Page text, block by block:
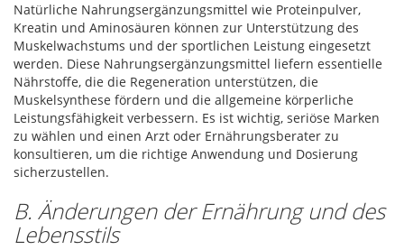
Natürliche Nahrungsergänzungsmittel wie Proteinpulver,
Kreatin und Aminosäuren können zur Unterstützung des
Muskelwachstums und der sportlichen Leistung eingesetzt
werden. Diese Nahrungsergänzungsmittel liefern essentielle
Nährstoffe, die die Regeneration unterstützen, die
Muskelsynthese fördern und die allgemeine körperliche
Leistungsfähigkeit verbessern. Es ist wichtig, seriöse Marken
zu wählen und einen Arzt oder Ernährungsberater zu
konsultieren, um die richtige Anwendung und Dosierung
sicherzustellen.
B. Änderungen der Ernährung und des
Lebensstils